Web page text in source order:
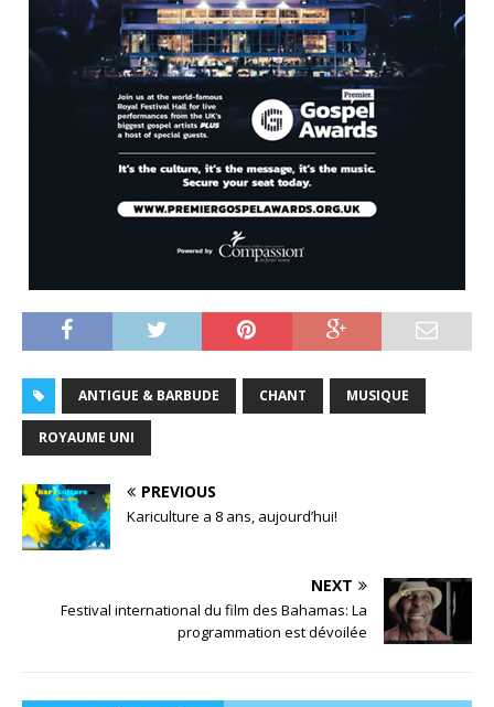
ANTIGUE & BARBUDE CHANT MUSIQUE
ROYAUME UNI
PREVIOUS
Kariculture a 8 ans, aujourd’hui!
NEXT
Festival international du film des Bahamas: La
programmation est dévoilée